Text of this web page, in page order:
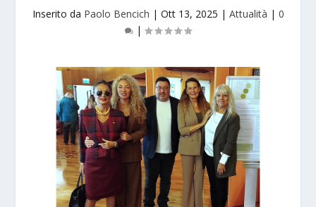
Inserito da Paolo Bencich | Ott 13, 2025 | Attualità | 0
|